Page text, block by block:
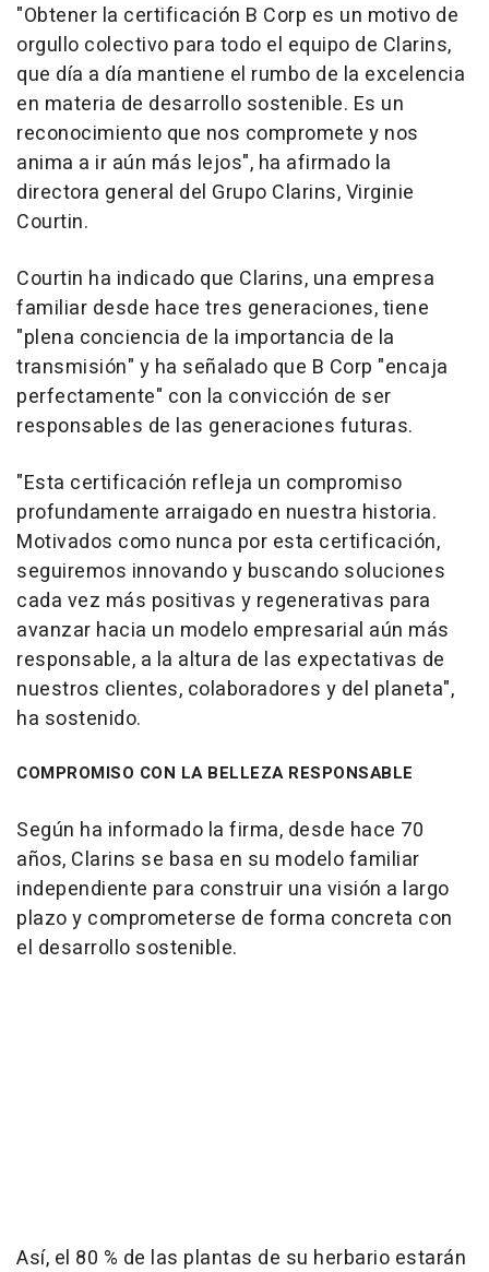
"Obtener la certificación B Corp es un motivo de
orgullo colectivo para todo el equipo de Clarins,
que día a día mantiene el rumbo de la excelencia
en materia de desarrollo sostenible. Es un
reconocimiento que nos compromete y nos
anima a ir aún más lejos", ha afirmado la
directora general del Grupo Clarins, Virginie
Courtin.
Courtin ha indicado que Clarins, una empresa
familiar desde hace tres generaciones, tiene
"plena conciencia de la importancia de la
transmisión" y ha señalado que B Corp "encaja
perfectamente" con la convicción de ser
responsables de las generaciones futuras.
"Esta certificación refleja un compromiso
profundamente arraigado en nuestra historia.
Motivados como nunca por esta certificación,
seguiremos innovando y buscando soluciones
cada vez más positivas y regenerativas para
avanzar hacia un modelo empresarial aún más
responsable, a la altura de las expectativas de
nuestros clientes, colaboradores y del planeta",
ha sostenido.
COMPROMISO CON LA BELLEZA RESPONSABLE
Según ha informado la firma, desde hace 70
años, Clarins se basa en su modelo familiar
independiente para construir una visión a largo
plazo y comprometerse de forma concreta con
el desarrollo sostenible.
Así, el 80 % de las plantas de su herbario estarán